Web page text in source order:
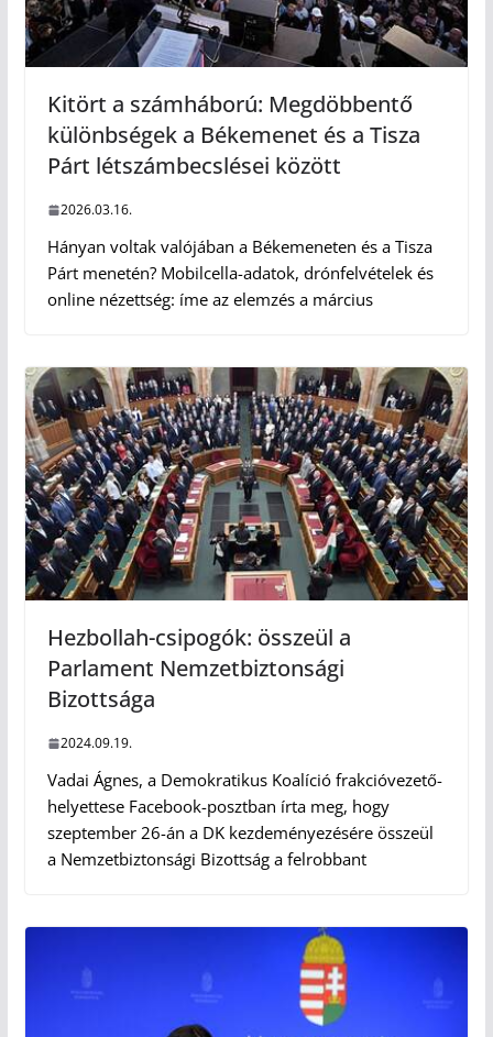
Kitört a számháború: Megdöbbentő
különbségek a Békemenet és a Tisza
Párt létszámbecslései között
2026.03.16.
Hányan voltak valójában a Békemeneten és a Tisza
Párt menetén? Mobilcella-adatok, drónfelvételek és
online nézettség: íme az elemzés a március
Hezbollah-csipogók: összeül a
Parlament Nemzetbiztonsági
Bizottsága
2024.09.19.
Vadai Ágnes, a Demokratikus Koalíció frakcióvezető-
helyettese Facebook-posztban írta meg, hogy
szeptember 26-án a DK kezdeményezésére összeül
a Nemzetbiztonsági Bizottság a felrobbant